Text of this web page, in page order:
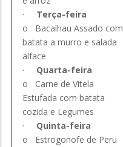
·
Terça-feira
o
Bacalhau Assado com
batata a murro e salada
alface
·
Quarta-feira
o
Carne de Vitela
Estufada com batata
cozida e Legumes
·
Quinta-feira
o
Estrogonofe de Peru